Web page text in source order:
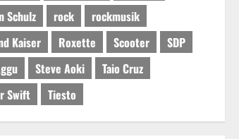
Schulz
rock
rockmusik
Kaiser
Roxette Scooter
SDP
Steve Aoki
Taio Cruz
Swift
Tiesto